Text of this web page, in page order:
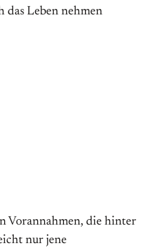
das Leben nehmen
Vorannahmen, die hinter
nur jene